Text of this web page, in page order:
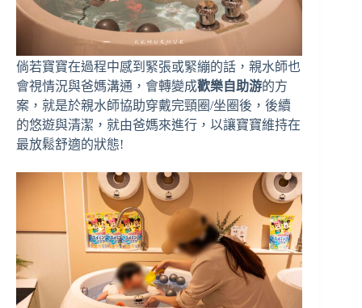
倘若寶寶在過程中感到緊張或緊繃的話，親水師也
會視情況與爸媽溝通，會轉變成歡樂自助游的方
案，就是於親水師協助穿戴完頸圈/坐圈後，後續
的悠遊與清潔，就由爸媽來進行，以讓寶寶維持在
最放鬆舒適的狀態!